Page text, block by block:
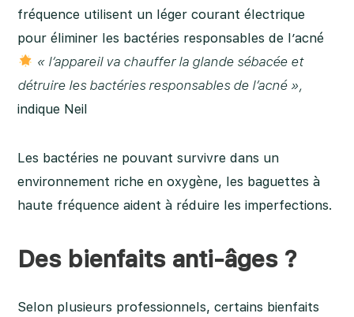
fréquence utilisent un léger courant électrique
pour éliminer les bactéries responsables de l’acné
« l’appareil va chauffer la glande sébacée et
détruire les bactéries responsables de l’acné »,
indique Neil
Les bactéries ne pouvant survivre dans un
environnement riche en oxygène, les baguettes à
haute fréquence aident à réduire les imperfections.
Des bienfaits anti-âges ?
Selon plusieurs professionnels, certains bienfaits